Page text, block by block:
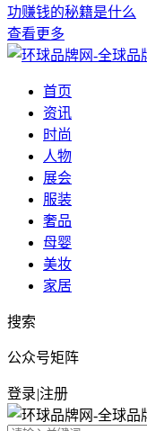
功赚钱的秘籍是什么
查看更多
首页
资讯
时尚
人物
展会
服装
奢品
母婴
美妆
家居
搜索
公众号矩阵
登录|注册